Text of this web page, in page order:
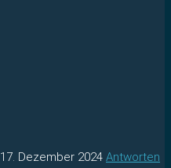
17. Dezember 2024 Antworten